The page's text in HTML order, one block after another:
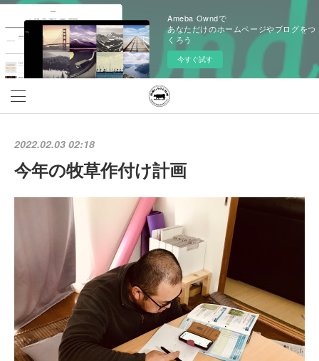
Ameba Owndで
あなただけのホームページやブログをつ
くろう
今すぐ試す
2022.02.03 02:18
今年の牧草作付け計画